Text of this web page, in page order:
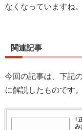
なくなっていますね。
関連記事
今回の記事は、下記
に解説したものです。
み